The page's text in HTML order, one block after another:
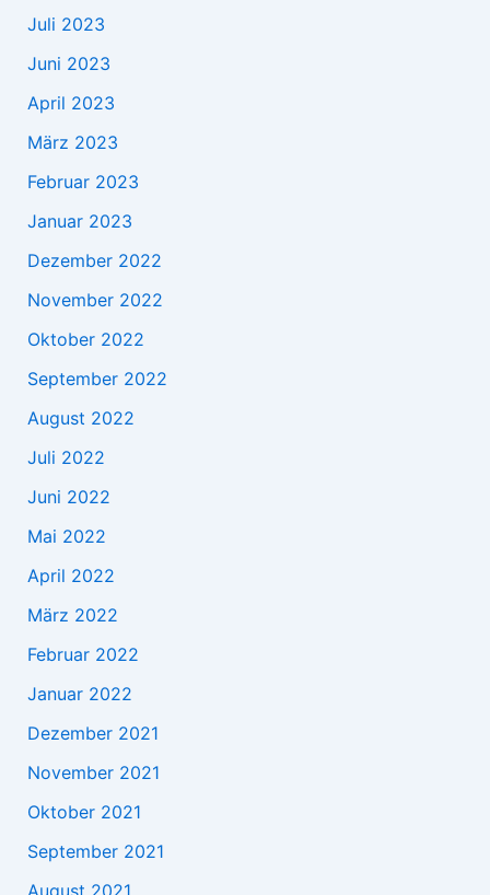
Juli 2023
Juni 2023
April 2023
März 2023
Februar 2023
Januar 2023
Dezember 2022
November 2022
Oktober 2022
September 2022
August 2022
Juli 2022
Juni 2022
Mai 2022
April 2022
März 2022
Februar 2022
Januar 2022
Dezember 2021
November 2021
Oktober 2021
September 2021
August 2021